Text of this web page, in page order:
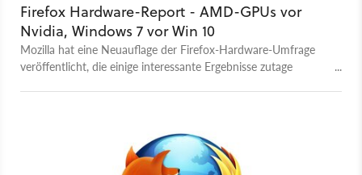
Firefox Hardware-Report - AMD-GPUs vor
Nvidia, Windows 7 vor Win 10
Mozilla hat eine Neuauflage der Firefox-Hardware-Umfrage
veröffentlicht, die einige interessante Ergebnisse zutage